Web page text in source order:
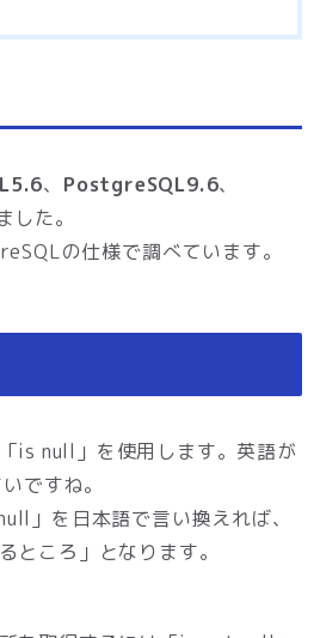
、 PostgreSQL9.6、
した。
の仕様で調べています。
is null」を使用します。英語が
ですね。
」を日本語で言い換えれば、
ところ」となります。